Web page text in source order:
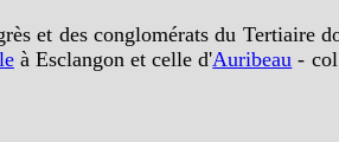
et des conglomérats du Tertiaire
à Esclangon et celle d'Auribeau -